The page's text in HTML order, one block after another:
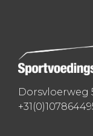
Dorsvloerweg